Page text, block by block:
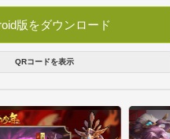
版をダウンロード
QRコードを表示